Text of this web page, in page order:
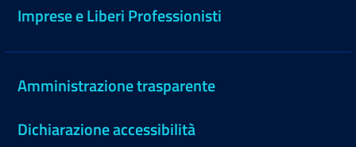
Imprese e Liberi Professionisti
Amministrazione trasparente
Dichiarazione accessibilità